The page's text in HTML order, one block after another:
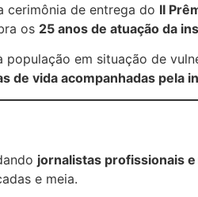
cerimônia de entrega do II
os 25 anos de atuação da
em situação de
de vida acompanhadas pela
jornalistas profissionais
e meia.